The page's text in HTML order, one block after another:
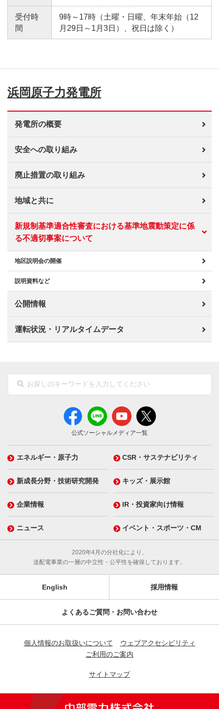
受付時
間
9時～17時（土曜・日曜、年末年始（12
月29日～1月3日）、祝日は除く）
浜岡原子力発電所
発電所の概要
安全への取り組み
廃止措置の取り組み
地域と共に
新規制基準適合性審査における基準地震動策定に係
る不適切事案について
地区説明会の開催
説明資料など
公開情報
運転状況・リアルタイムデータ
公式ソーシャルメディア一覧
エネルギー・原子力 CSR・サステナビリティ
新成長分野・技術研究開発 キッズ・展示館
企業情報 IR・投資家向け情報
ニュース イベント・スポーツ・CM
2020年4月の分社化により、
送配電事業の一層の中立性・公平性を確保しております。
English 採用情報
よくあるご質問・お問い合わせ
個人情報のお取扱いについて
ウェブアクセシビリティ
ご利用のご案内
サイトマップ